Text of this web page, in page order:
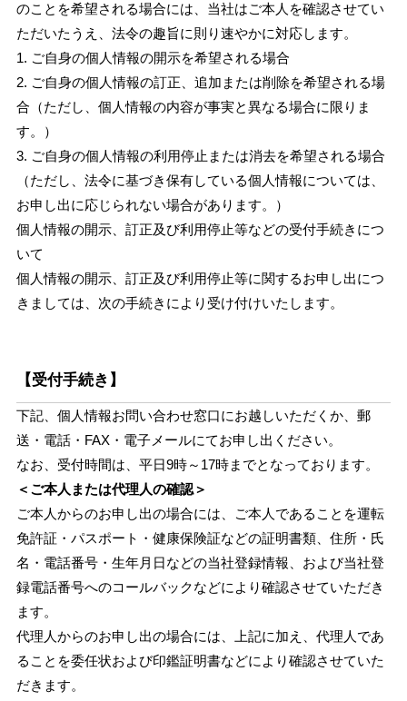
のことを希望される場合には、当社はご本人を確認させてい
ただいたうえ、法令の趣旨に則り速やかに対応します。
1. ご自身の個人情報の開示を希望される場合
2. ご自身の個人情報の訂正、追加または削除を希望される場
合（ただし、個人情報の内容が事実と異なる場合に限りま
す。）
3. ご自身の個人情報の利用停止または消去を希望される場合
（ただし、法令に基づき保有している個人情報については、
お申し出に応じられない場合があります。）
個人情報の開示、訂正及び利用停止等などの受付手続きにつ
いて
個人情報の開示、訂正及び利用停止等に関するお申し出につ
きましては、次の手続きにより受け付けいたします。
【受付手続き】
下記、個人情報お問い合わせ窓口にお越しいただくか、郵
送・電話・FAX・電子メールにてお申し出ください。
なお、受付時間は、平日9時～17時までとなっております。
＜ご本人または代理人の確認＞
ご本人からのお申し出の場合には、ご本人であることを運転
免許証・パスポート・健康保険証などの証明書類、住所・氏
名・電話番号・生年月日などの当社登録情報、および当社登
録電話番号へのコールバックなどにより確認させていただき
ます。
代理人からのお申し出の場合には、上記に加え、代理人であ
ることを委任状および印鑑証明書などにより確認させていた
だきます。